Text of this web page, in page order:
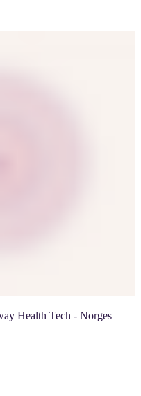
Health Tech - Norges